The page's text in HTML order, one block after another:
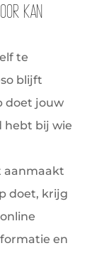
kan
te
blijft
doet jouw
hebt bij wie
aanmaakt
doet, krijg
en